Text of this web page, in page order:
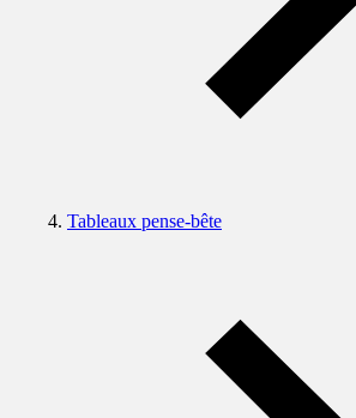
Tableaux pense-bête